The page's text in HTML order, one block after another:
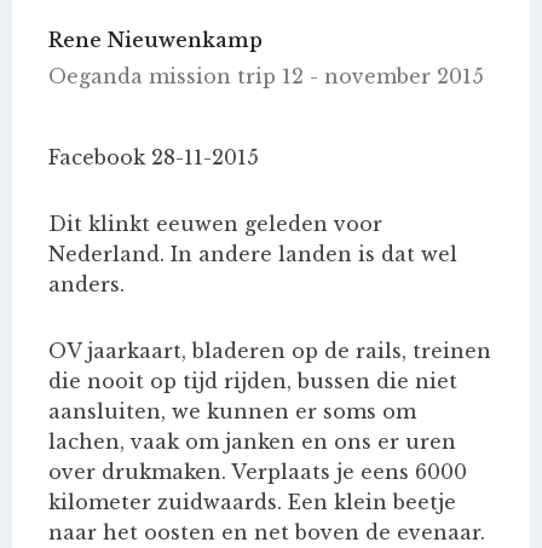
Rene Nieuwenkamp
Oeganda mission trip 12 - november 2015
Facebook 28-11-2015
Dit klinkt eeuwen geleden voor
Nederland. In andere landen is dat wel
anders.
OV jaarkaart, bladeren op de rails, treinen
die nooit op tijd rijden, bussen die niet
aansluiten, we kunnen er soms om
lachen, vaak om janken en ons er uren
over drukmaken. Verplaats je eens 6000
kilometer zuidwaards. Een klein beetje
naar het oosten en net boven de evenaar.